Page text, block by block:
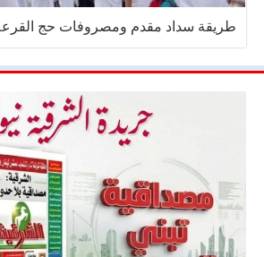
طريقة سداد مقدم ومصروفات حج القرعة